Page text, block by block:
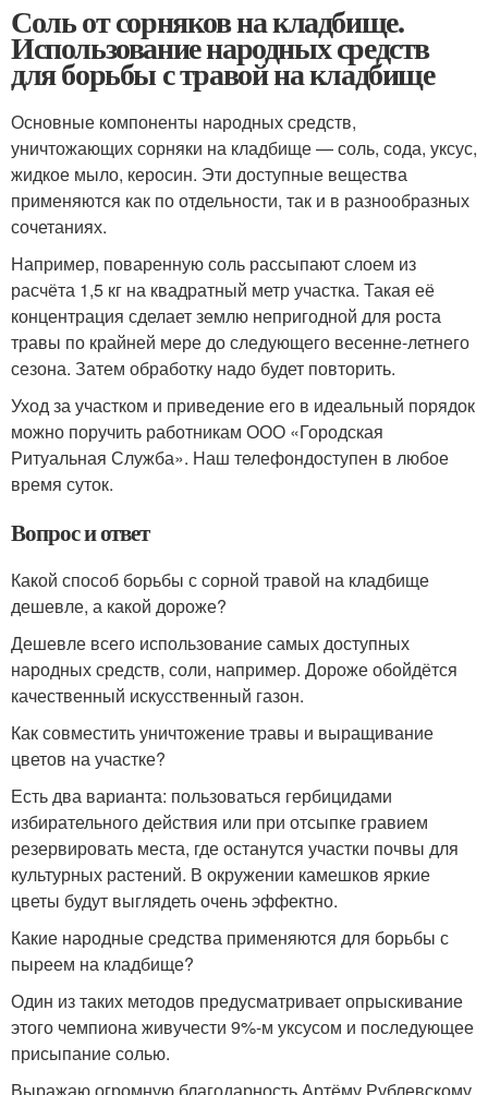
Соль от сорняков на кладбище.
Использование народных средств
для борьбы с травой на кладбище
Основные компоненты народных средств,
уничтожающих сорняки на кладбище — соль, сода, уксус,
жидкое мыло, керосин. Эти доступные вещества
применяются как по отдельности, так и в разнообразных
сочетаниях.
Например, поваренную соль рассыпают слоем из
расчёта 1,5 кг на квадратный метр участка. Такая её
концентрация сделает землю непригодной для роста
травы по крайней мере до следующего весенне-летнего
сезона. Затем обработку надо будет повторить.
Уход за участком и приведение его в идеальный порядок
можно поручить работникам ООО «Городская
Ритуальная Служба». Наш телефондоступен в любое
время суток.
Вопрос и ответ
Какой способ борьбы с сорной травой на кладбище
дешевле, а какой дороже?
Дешевле всего использование самых доступных
народных средств, соли, например. Дороже обойдётся
качественный искусственный газон.
Как совместить уничтожение травы и выращивание
цветов на участке?
Есть два варианта: пользоваться гербицидами
избирательного действия или при отсыпке гравием
резервировать места, где останутся участки почвы для
культурных растений. В окружении камешков яркие
цветы будут выглядеть очень эффектно.
Какие народные средства применяются для борьбы с
пыреем на кладбище?
Один из таких методов предусматривает опрыскивание
этого чемпиона живучести 9%-м уксусом и последующее
присыпание солью.
Выражаю огромную благодарность Артёму Рублевскому